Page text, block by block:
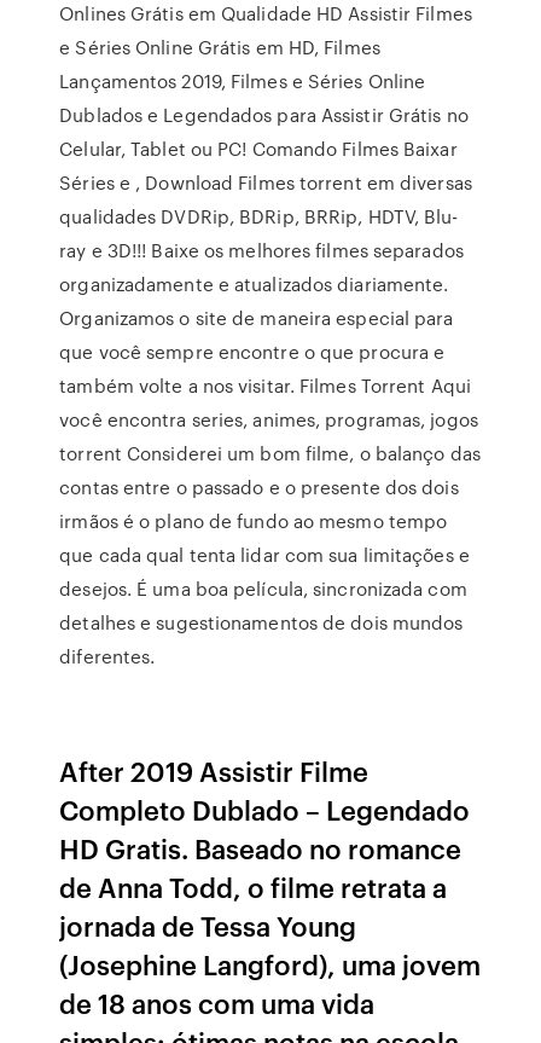
Onlines Grátis em Qualidade HD Assistir Filmes
e Séries Online Grátis em HD, Filmes
Lançamentos 2019, Filmes e Séries Online
Dublados e Legendados para Assistir Grátis no
Celular, Tablet ou PC! Comando Filmes Baixar
Séries e , Download Filmes torrent em diversas
qualidades DVDRip, BDRip, BRRip, HDTV, Blu-
ray e 3D!!! Baixe os melhores filmes separados
organizadamente e atualizados diariamente.
Organizamos o site de maneira especial para
que você sempre encontre o que procura e
também volte a nos visitar. Filmes Torrent Aqui
você encontra series, animes, programas, jogos
torrent Considerei um bom filme, o balanço das
contas entre o passado e o presente dos dois
irmãos é o plano de fundo ao mesmo tempo
que cada qual tenta lidar com sua limitações e
desejos. É uma boa película, sincronizada com
detalhes e sugestionamentos de dois mundos
diferentes.
After 2019 Assistir Filme
Completo Dublado – Legendado
HD Gratis. Baseado no romance
de Anna Todd, o filme retrata a
jornada de Tessa Young
(Josephine Langford), uma jovem
de 18 anos com uma vida